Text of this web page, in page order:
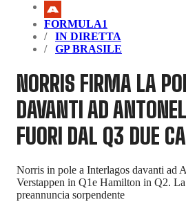
FORMULA1
IN DIRETTA
GP BRASILE
NORRIS FIRMA LA
DAVANTI AD
FUORI DAL Q3 DUE
Norris in pole a Interlagos davanti ad
Verstappen in Q1e Hamilton in Q2.
preannuncia sorpendente